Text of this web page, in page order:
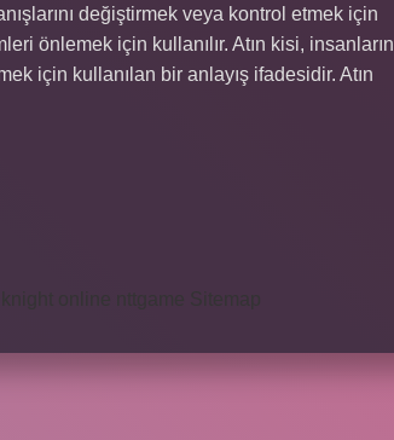
değiştirmek veya kontrol etmek için
önlemek için kullanılır. Atın kisi, insanların
için kullanılan bir anlayış ifadesidir. Atın